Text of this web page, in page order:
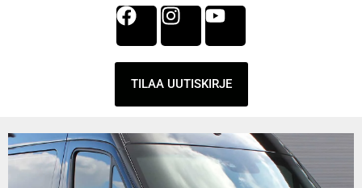
TILAA UUTISKIRJE